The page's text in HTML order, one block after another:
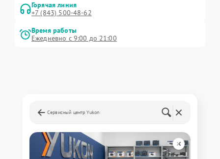
Горячая линия
+7 (843) 500-48-62
Время работы
Ежедневно с 9:00 до 21:00
Сервисный центр Yukon